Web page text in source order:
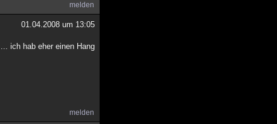
melden
01.04.2008 um 13:05
... ich hab eher einen Hang
melden